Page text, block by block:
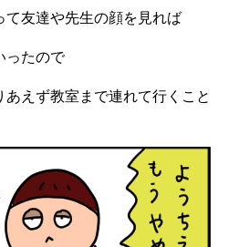
友達や先生の顔を見れば
ったので
えず教室まで連れて行くこと